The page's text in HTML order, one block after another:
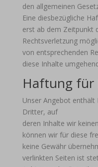
den allgemeinen
Eine diesbezügliche
erst ab dem Zeitpunkt
Rechtsverletzung
von entsprechenden
diese Inhalte
Haftung für
Unser Angebot enthält
Dritter, auf
deren Inhalte wir
können wir für diese
keine Gewähr
verlinkten Seiten ist